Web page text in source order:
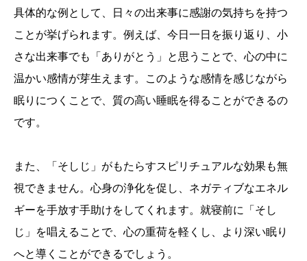
具体的な例として、日々の出来事に感謝の気持ちを持つ
ことが挙げられます。例えば、今日一日を振り返り、小
さな出来事でも「ありがとう」と思うことで、心の中に
温かい感情が芽生えます。このような感情を感じながら
眠りにつくことで、質の高い睡眠を得ることができるの
です。
また、「そしじ」がもたらすスピリチュアルな効果も無
視できません。心身の浄化を促し、ネガティブなエネル
ギーを手放す手助けをしてくれます。就寝前に「そし
じ」を唱えることで、心の重荷を軽くし、より深い眠り
へと導くことができるでしょう。